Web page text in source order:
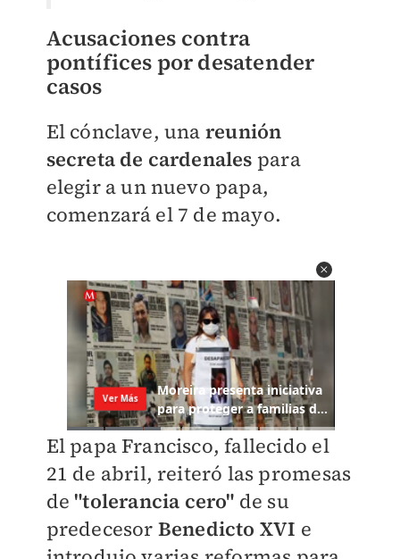
Acusaciones contra
pontífices por desatender
casos
El cónclave, una reunión
secreta de cardenales para
elegir a un nuevo papa,
comenzará el 7 de mayo.
El papa Francisco, fallecido el
21 de abril, reiteró las promesas
de"tolerancia cero" de su
predecesor Benedicto XVI e